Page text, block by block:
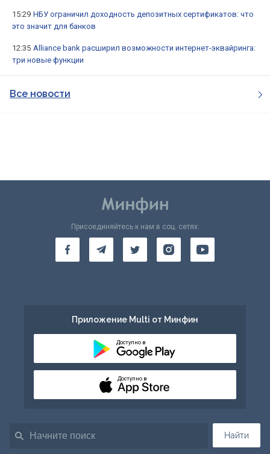
15:29 НБУ ограничил доходность депозитных сертификатов: что
это значит для банков
12:35 Alliance bank расширил возможности интернет-эквайринга:
три новые функции
Все новости
Найти
Присоединяйтесь к нам в соц. сетях:
Приложение Multi от Минфин
Доступно в
Доступно в